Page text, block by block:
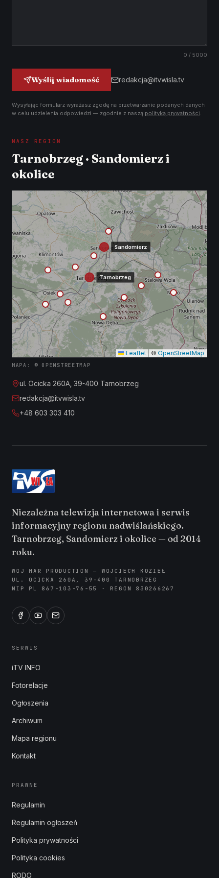
0 / 5000
Wyślij wiadomość redakcja@itvwisla.tv
Wysyłając formularz wyrażasz zgodę na przetwarzanie podanych danych
w celu udzielenia odpowiedzi — zgodnie z naszą polityką prywatności.
NASZ REGION
Tarnobrzeg · Sandomierz i
okolice
Tarnobrzeg
Sandomierz
Leaflet © OpenStreetMap
MAPA: © OPENSTREETMAP
ul. Ocicka 260A, 39-400 Tarnobrzeg
redakcja@itvwisla.tv
+48 603 303 410
Niezależna telewizja internetowa i serwis
informacyjny regionu nadwiślańskiego.
Tarnobrzeg, Sandomierz i okolice — od 2014
roku.
WOJ MAR PRODUCTION — WOJCIECH KOZIEŁ
UL. OCICKA 260A, 39-400 TARNOBRZEG
NIP PL 867-103-76-55 · REGON 830266267
SERWIS
iTV INFO
Fotorelacje
Ogłoszenia
Archiwum
Mapa regionu
Kontakt
PRAWNE
Regulamin
Regulamin ogłoszeń
Polityka prywatności
Polityka cookies
RODO